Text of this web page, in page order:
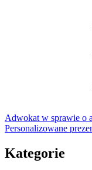
Adwokat w sprawie o
Personalizowane
Kategorie